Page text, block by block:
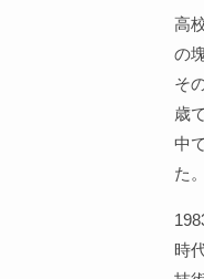
高
の
そ
歳
中
た。
時